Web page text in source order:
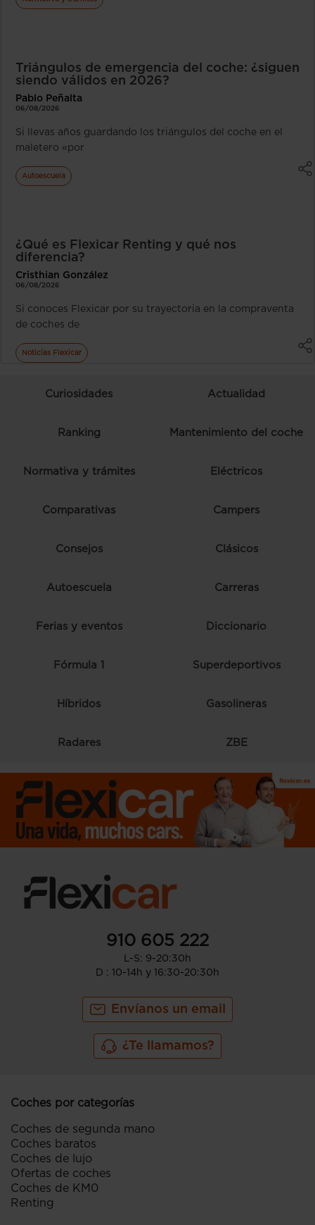
Triángulos de emergencia del coche: ¿siguen
siendo válidos en 2026?
Pablo Peñalta
06/08/2026
Si llevas años guardando los triángulos del coche en el
maletero «por
Autoescuela
¿Qué es Flexicar Renting y qué nos
diferencia?
Cristhian González
06/08/2026
Si conoces Flexicar por su trayectoria en la compraventa
de coches de
Noticias Flexicar
Curiosidades Actualidad
Ranking Mantenimiento del coche
Normativa y trámites Eléctricos
Comparativas Campers
Consejos Clásicos
Autoescuela Carreras
Ferias y eventos Diccionario
Fórmula 1 Superdeportivos
Híbridos Gasolineras
Radares ZBE
910 605 222
L-S: 9-20:30h
D : 10-14h y 16:30-20:30h
Envíanos un email
¿Te llamamos?
Coches por categorías
Coches de segunda mano
Coches baratos
Coches de lujo
Ofertas de coches
Coches de KM0
Renting